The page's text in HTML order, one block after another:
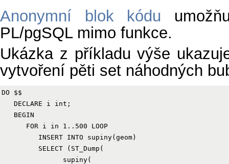
Anonymní blok kódu
PL/pgSQL mimo funkce.
Ukázka z příkladu výše
vytvoření pěti set náhodných
DO $$
   DECLARE i int;
   BEGIN
      FOR i in 1..500 LOOP
         INSERT INTO supiny(geom)
         SELECT (ST_Dump(
               supiny(